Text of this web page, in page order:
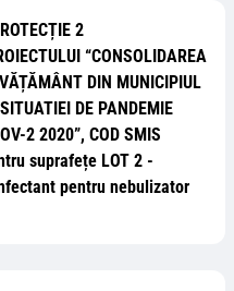
2
“CONSOLIDAREA
DIN MUNICIPIUL
DE PANDEMIE
2 2020”, COD SMIS
suprafețe LOT 2 -
pentru nebulizator